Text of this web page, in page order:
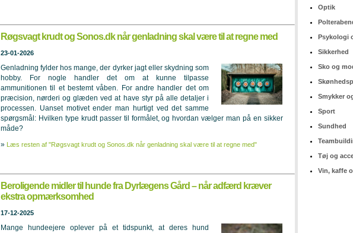
Røgsvagt krudt og Sonos.dk når genladning skal være til at regne med
23-01-2026
Genladning fylder hos mange, der dyrker jagt eller skydning som
hobby. For nogle handler det om at kunne tilpasse
ammunitionen til et bestemt våben. For andre handler det om
præcision, nørderi og glæden ved at have styr på alle detaljer i
processen. Uanset motivet ender man hurtigt ved det samme
spørgsmål: Hvilken type krudt passer til formålet, og hvordan vælger man på en sikker
måde?
» Læs resten af "Røgsvagt krudt og Sonos.dk når genladning skal være til at regne med"
Beroligende midler til hunde fra Dyrlægens Gård – når adfærd kræver
ekstra opmærksomhed
17-12-2025
Mange hundeejere oplever på et tidspunkt, at deres hund
Optik
Psykologi
Sikkerhed
Sko og
Smykker
Sport
Sundhed
Tøj og
Vin, kaffe